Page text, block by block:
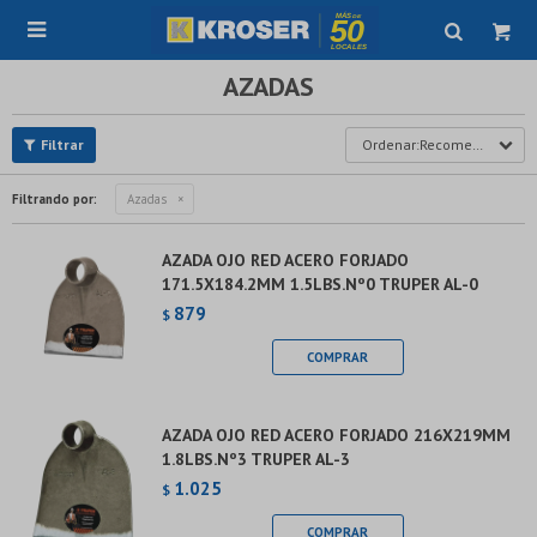

AZADAS
Recomendados
Filtrando por: Azadas
AZADA OJO RED ACERO FORJADO
171.5X184.2MM 1.5LBS.Nº0 TRUPER AL-0
$ 879
AZADA OJO RED ACERO FORJADO 216X219MM
1.8LBS.Nº3 TRUPER AL-3
$ 1.025